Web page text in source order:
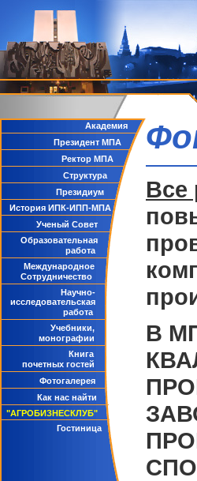
Академия
Президент МПА
Ректор МПА
Структура
Президиум
История ИПК-ИПП-МПА
Ученый Совет
Образовательная
работа
Международное
Сотрудничество
Научно-
исследовательская
работа
Учебники,
монографии
Книга
почетных гостей
Фотогалерея
Как нас найти
"АГРОБИЗНЕСКЛУБ"
Гостиница
Все
В